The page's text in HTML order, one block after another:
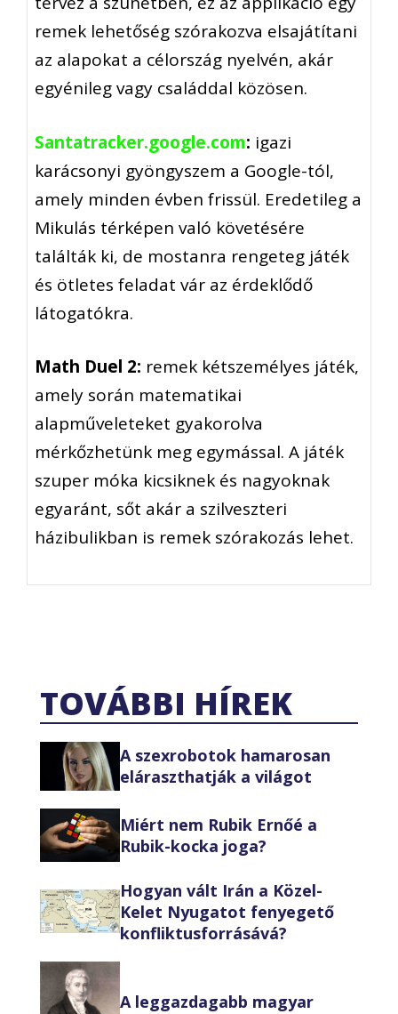
remek lehetőség szórakozva elsajátítani
az alapokat a célország nyelvén, akár
egyénileg vagy családdal közösen.
Santatracker.google.com: igazi
karácsonyi gyöngyszem a Google-tól,
amely minden évben frissül. Eredetileg a
Mikulás térképen való követésére
találták ki, de mostanra rengeteg játék
és ötletes feladat vár az érdeklődő
látogatókra.
Math Duel 2: remek kétszemélyes játék,
amely során matematikai
alapműveleteket gyakorolva
mérkőzhetünk meg egymással. A játék
szuper móka kicsiknek és nagyoknak
egyaránt, sőt akár a szilveszteri
házibulikban is remek szórakozás lehet.
TOVÁBBI HÍREK
A szexrobotok hamarosan
eláraszthatják a világot
Miért nem Rubik Ernőé a
Rubik-kocka joga?
Hogyan vált Irán a Közel-
Kelet Nyugatot fenyegető
konfliktusforrásává?
A leggazdagabb magyar